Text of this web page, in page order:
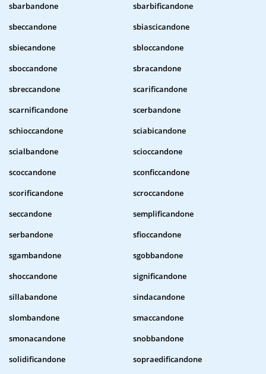
sbarbandone
sbarbificandone
sbeccandone
sbiascicandone
sbiecandone
sbloccandone
sboccandone
sbracandone
sbreccandone
scarificandone
scarnificandone
scerbandone
schioccandone
sciabicandone
scialbandone
scioccandone
scoccandone
sconficcandone
scorificandone
scroccandone
seccandone
semplificandone
serbandone
sfioccandone
sgambandone
sgobbandone
shoccandone
significandone
sillabandone
sindacandone
slombandone
smaccandone
smonacandone
snobbandone
solidificandone
sopraedificandone